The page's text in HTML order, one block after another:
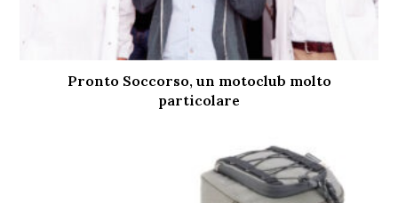
Pronto Soccorso, un motoclub molto
particolare